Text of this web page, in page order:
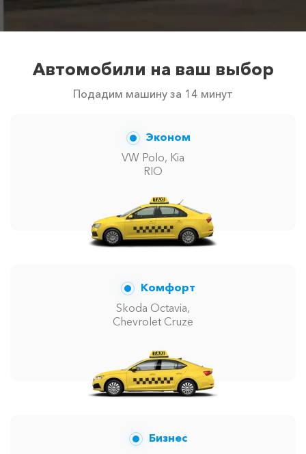
Автомобили на ваш выбор
Подадим машину за 14 минут
Эконом
VW Polo, Kia
RIO
Комфорт
Skoda Octavia,
Chevrolet Cruze
Бизнес